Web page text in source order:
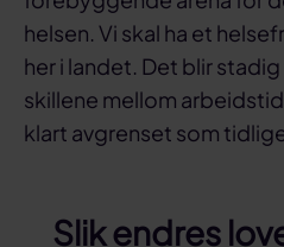
helsen. Vi skal ha et
her i landet. Det blir
skillene mellom
klart avgrenset som
Slik endres